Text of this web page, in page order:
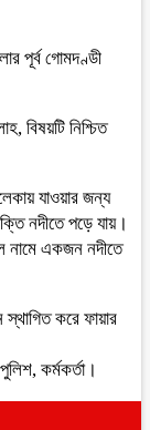
পূর্ব গোমদণ্ডী
বিষয়টি নিশ্চিত
যাওয়ার জন্য
নদীতে পড়ে যায়।
নামে একজন নদীতে
করে ফায়ার
কর্মকর্তা।